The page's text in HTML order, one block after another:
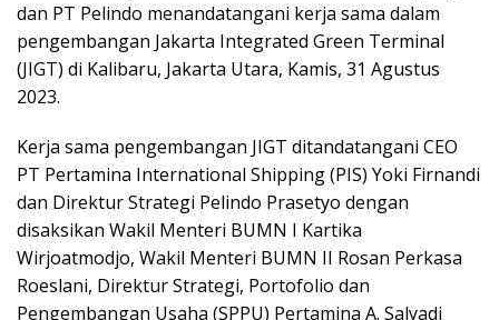
dan PT Pelindo menandatangani kerja sama dalam
pengembangan Jakarta Integrated Green Terminal
(JIGT) di Kalibaru, Jakarta Utara, Kamis, 31 Agustus
2023.
Kerja sama pengembangan JIGT ditandatangani CEO
PT Pertamina International Shipping (PIS) Yoki Firnandi
dan Direktur Strategi Pelindo Prasetyo dengan
disaksikan Wakil Menteri BUMN I Kartika
Wirjoatmodjo, Wakil Menteri BUMN II Rosan Perkasa
Roeslani, Direktur Strategi, Portofolio dan
Pengembangan Usaha (SPPU) Pertamina A. Salyadi